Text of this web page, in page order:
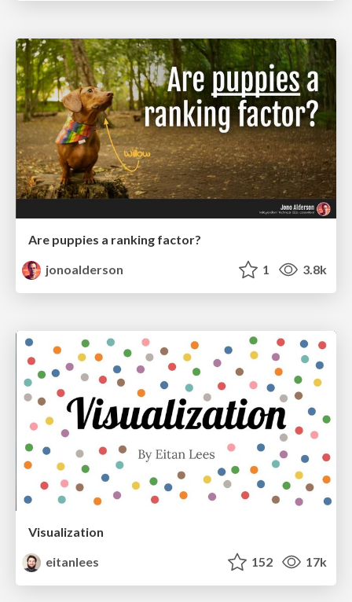
Are puppies a ranking factor?
jonoalderson
1 3.8k
Visualization
eitanlees
152 17k